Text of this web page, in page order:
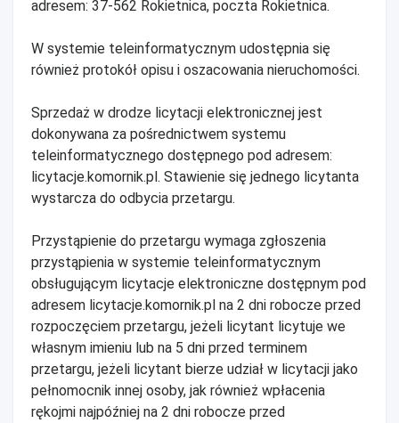
adresem: 37-562 Rokietnica, poczta Rokietnica.
W systemie teleinformatycznym udostępnia się
również protokół opisu i oszacowania nieruchomości.
Sprzedaż w drodze licytacji elektronicznej jest
dokonywana za pośrednictwem systemu
teleinformatycznego dostępnego pod adresem:
licytacje.komornik.pl. Stawienie się jednego licytanta
wystarcza do odbycia przetargu.
Przystąpienie do przetargu wymaga zgłoszenia
przystąpienia w systemie teleinformatycznym
obsługującym licytacje elektroniczne dostępnym pod
adresem licytacje.komornik.pl na 2 dni robocze przed
rozpoczęciem przetargu, jeżeli licytant licytuje we
własnym imieniu lub na 5 dni przed terminem
przetargu, jeżeli licytant bierze udział w licytacji jako
pełnomocnik innej osoby, jak również wpłacenia
rękojmi najpóźniej na 2 dni robocze przed